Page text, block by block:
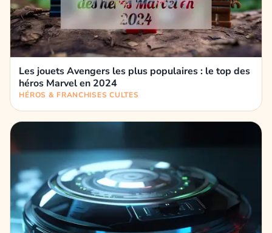
Les jouets Avengers les plus populaires : le top des
héros Marvel en 2024
HÉROS & FRANCHISES CULTES